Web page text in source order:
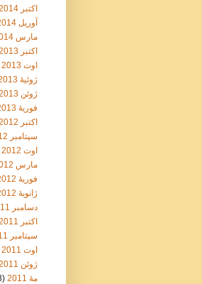
اکتبر 2014
آوریل 2014
مارس 2014
اکتبر 2013
اوت 2013
ژوئیهٔ 2013
ژوئن 2013
فوریهٔ 2013
اکتبر 2012
سپتامبر 2012
اوت 2012
مارس 2012
فوریهٔ 2012
ژانویهٔ 2012
دسامبر 2011
اکتبر 2011
سپتامبر 2011
اوت 2011
ژوئن 2011
مهٔ 2011
(3)